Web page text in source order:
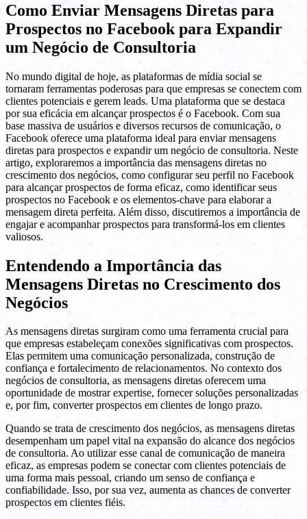
Como Enviar Mensagens Diretas para
Prospectos no Facebook para Expandir
um Negócio de Consultoria
No mundo digital de hoje, as plataformas de mídia social se
tornaram ferramentas poderosas para que empresas se conectem com
clientes potenciais e gerem leads. Uma plataforma que se destaca
por sua eficácia em alcançar prospectos é o Facebook. Com sua
base massiva de usuários e diversos recursos de comunicação, o
Facebook oferece uma plataforma ideal para enviar mensagens
diretas para prospectos e expandir um negócio de consultoria. Neste
artigo, exploraremos a importância das mensagens diretas no
crescimento dos negócios, como configurar seu perfil no Facebook
para alcançar prospectos de forma eficaz, como identificar seus
prospectos no Facebook e os elementos-chave para elaborar a
mensagem direta perfeita. Além disso, discutiremos a importância de
engajar e acompanhar prospectos para transformá-los em clientes
valiosos.
Entendendo a Importância das
Mensagens Diretas no Crescimento dos
Negócios
As mensagens diretas surgiram como uma ferramenta crucial para
que empresas estabeleçam conexões significativas com prospectos.
Elas permitem uma comunicação personalizada, construção de
confiança e fortalecimento de relacionamentos. No contexto dos
negócios de consultoria, as mensagens diretas oferecem uma
oportunidade de mostrar expertise, fornecer soluções personalizadas
e, por fim, converter prospectos em clientes de longo prazo.
Quando se trata de crescimento dos negócios, as mensagens diretas
desempenham um papel vital na expansão do alcance dos negócios
de consultoria. Ao utilizar esse canal de comunicação de maneira
eficaz, as empresas podem se conectar com clientes potenciais de
uma forma mais pessoal, criando um senso de confiança e
confiabilidade. Isso, por sua vez, aumenta as chances de converter
prospectos em clientes fiéis.